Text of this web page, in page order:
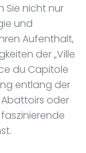
Sie nicht nur
und
Aufenthalt,
der „Ville
du Capitole
entlang der
Abattoirs oder